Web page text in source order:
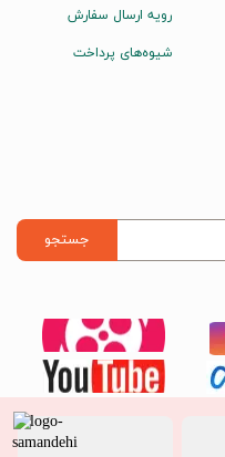
رویه ارسال سفارش
شیوه‌های پرداخت
جستجو